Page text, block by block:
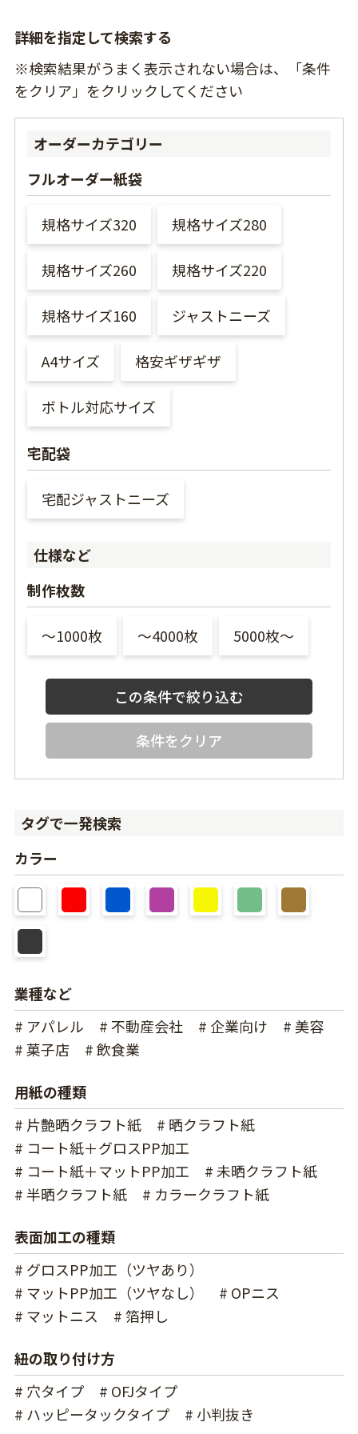
詳細を指定して検索する
※検索結果がうまく表示されない場合は、「条件
をクリア」をクリックしてください
オーダーカテゴリー
フルオーダー紙袋
規格サイズ320 規格サイズ280
規格サイズ260 規格サイズ220
規格サイズ160 ジャストニーズ
A4サイズ 格安ギザギザ
ボトル対応サイズ
宅配袋
宅配ジャストニーズ
仕様など
制作枚数
〜1000枚 〜4000枚 5000枚〜
条件をクリア
タグで一発検索
カラー
業種など
# アパレル
# 不動産会社 # 企業向け
# 美容
# 菓子店
# 飲食業
用紙の種類
# 片艶晒クラフト紙
# 晒クラフト紙
# コート紙＋グロスPP加工
# コート紙＋マットPP加工
# 未晒クラフト紙
# 半晒クラフト紙
# カラークラフト紙
表面加工の種類
# グロスPP加工（ツヤあり）
# マットPP加工（ツヤなし）
# OPニス
# マットニス
# 箔押し
紐の取り付け方
# 穴タイプ
# OFJタイプ
# ハッピータックタイプ
# 小判抜き